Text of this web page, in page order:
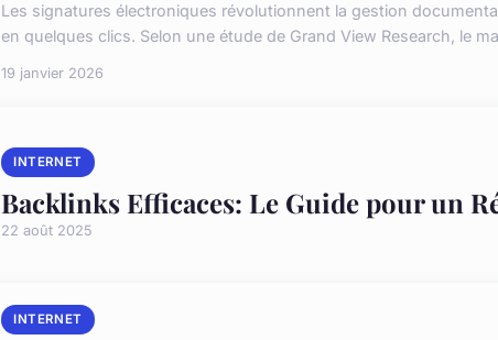
Les signatures électroniques révolutionnent la gestion
en quelques clics. Selon une étude de Grand View Research, le
19 janvier 2026
INTERNET
Backlinks Efficaces: Le Guide pour un
22 août 2025
INTERNET